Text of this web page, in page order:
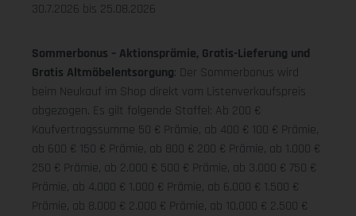
30.7.2026 bis 25.08.2026
Sommerbonus – Aktionsprämie, Gratis-Lieferung und
Gratis Altmöbelentsorgung: Der Sommerbonus wird
beim Neukauf im Shop direkt vom Listenverkaufspreis
abgezogen. Es gilt folgende Staffel: Ab 200 €
Kaufvertragssumme 50 € Prämie, ab 400 € 100 € Prämie,
ab 600 € 150 € Prämie, ab 800 € 200 € Prämie, ab 1.000 €
250 € Prämie, ab 2.000 € 500 € Prämie, ab 3.000 € 750 €
Prämie, ab 4.000 € 1.000 € Prämie, ab 6.000 € 1.500 €
Prämie, ab 8.000 € 2.000 € Prämie, ab 10.000 € 2.500 €